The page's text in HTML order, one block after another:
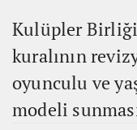
Kulüpler
kuralının
oyunculu ve
modeli